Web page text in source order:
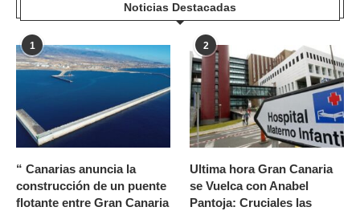
Noticias Destacadas
1
“ Canarias anuncia la
construcción de un puente
flotante entre Gran Canaria
2
Ultima hora Gran Canaria
se Vuelca con Anabel
Pantoja: Cruciales las